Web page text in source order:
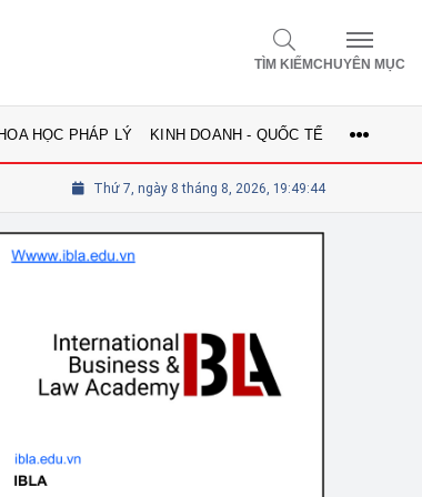
TÌM KIẾMCHUYÊN MỤC
HỌC PHÁP LÝ KINH DOANH - QUỐC TẾ
đồng Tổng biên tập Lê Thị Mai Phương - Ủy viên
Thứ 7, ngày 8 tháng 8, 2026, 19:49:45